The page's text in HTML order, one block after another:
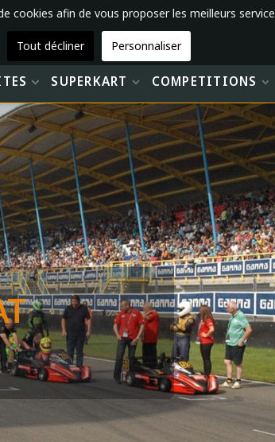
SUPERKART COMPETITIONS
cookies afin de vous proposer les meilleurs
Tout décliner
Personnaliser